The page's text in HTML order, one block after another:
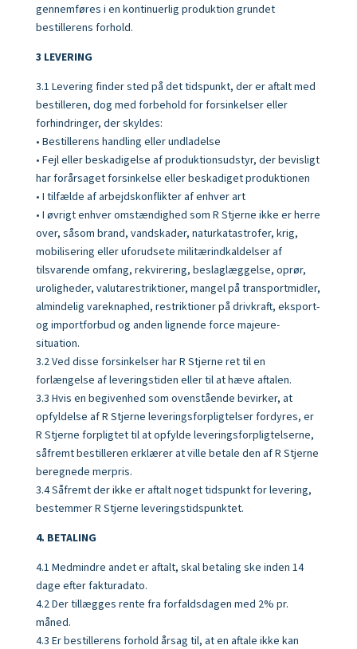
gennemføres i en kontinuerlig produktion grundet
bestillerens forhold.
3 LEVERING
3.1 Levering finder sted på det tidspunkt, der er aftalt med
bestilleren, dog med forbehold for forsinkelser eller
forhindringer, der skyldes:
• Bestillerens handling eller undladelse
• Fejl eller beskadigelse af produktionsudstyr, der bevisligt
har forårsaget forsinkelse eller beskadiget produktionen
• I tilfælde af arbejdskonflikter af enhver art
• I øvrigt enhver omstændighed som R Stjerne ikke er herre
over, såsom brand, vandskader, naturkatastrofer, krig,
mobilisering eller uforudsete militærindkaldelser af
tilsvarende omfang, rekvirering, beslaglæggelse, oprør,
uroligheder, valutarestriktioner, mangel på transportmidler,
almindelig vareknaphed, restriktioner på drivkraft, eksport-
og importforbud og anden lignende force majeure-
situation.
3.2 Ved disse forsinkelser har R Stjerne ret til en
forlængelse af leveringstiden eller til at hæve aftalen.
3.3 Hvis en begivenhed som ovenstående bevirker, at
opfyldelse af R Stjerne leveringsforpligtelser fordyres, er
R Stjerne forpligtet til at opfylde leveringsforpligtelserne,
såfremt bestilleren erklærer at ville betale den af R Stjerne
beregnede merpris.
3.4 Såfremt der ikke er aftalt noget tidspunkt for levering,
bestemmer R Stjerne leveringstidspunktet.
4. BETALING
4.1 Medmindre andet er aftalt, skal betaling ske inden 14
dage efter fakturadato.
4.2 Der tillægges rente fra forfaldsdagen med 2% pr.
måned.
4.3 Er bestillerens forhold årsag til, at en aftale ikke kan